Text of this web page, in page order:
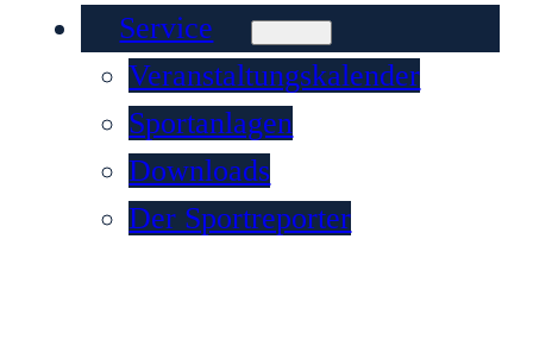
Service
Veranstaltungskalender
Sportanlagen
Downloads
Der Sportreporter